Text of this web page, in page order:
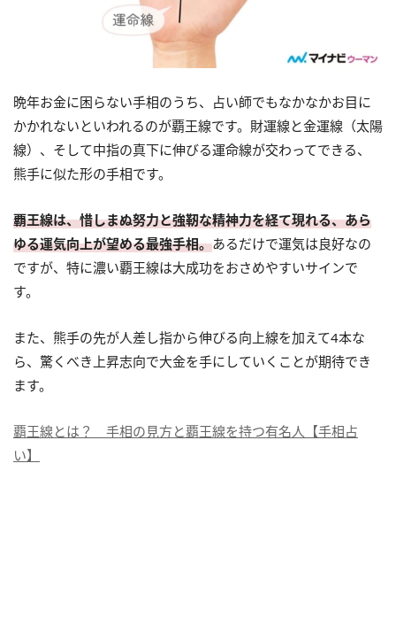
晩年お金に困らない手相のうち、占い師でもなかなかお目に
かかれないといわれるのが覇王線です。財運線と金運線（太陽
線）、そして中指の真下に伸びる運命線が交わってできる、
熊手に似た形の手相です。
覇王線は、惜しまぬ努力と強靭な精神力を経て現れる、あら
ゆる運気向上が望める最強手相。あるだけで運気は良好なの
ですが、特に濃い覇王線は大成功をおさめやすいサインで
す。
また、熊手の先が人差し指から伸びる向上線を加えて4本な
ら、驚くべき上昇志向で大金を手にしていくことが期待でき
ます。
覇王線とは？ 手相の見方と覇王線を持つ有名人【手相占
い】